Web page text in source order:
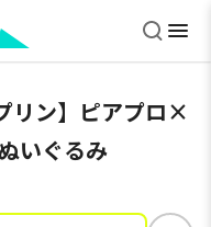
リン】ピアプロ×
いぐるみ